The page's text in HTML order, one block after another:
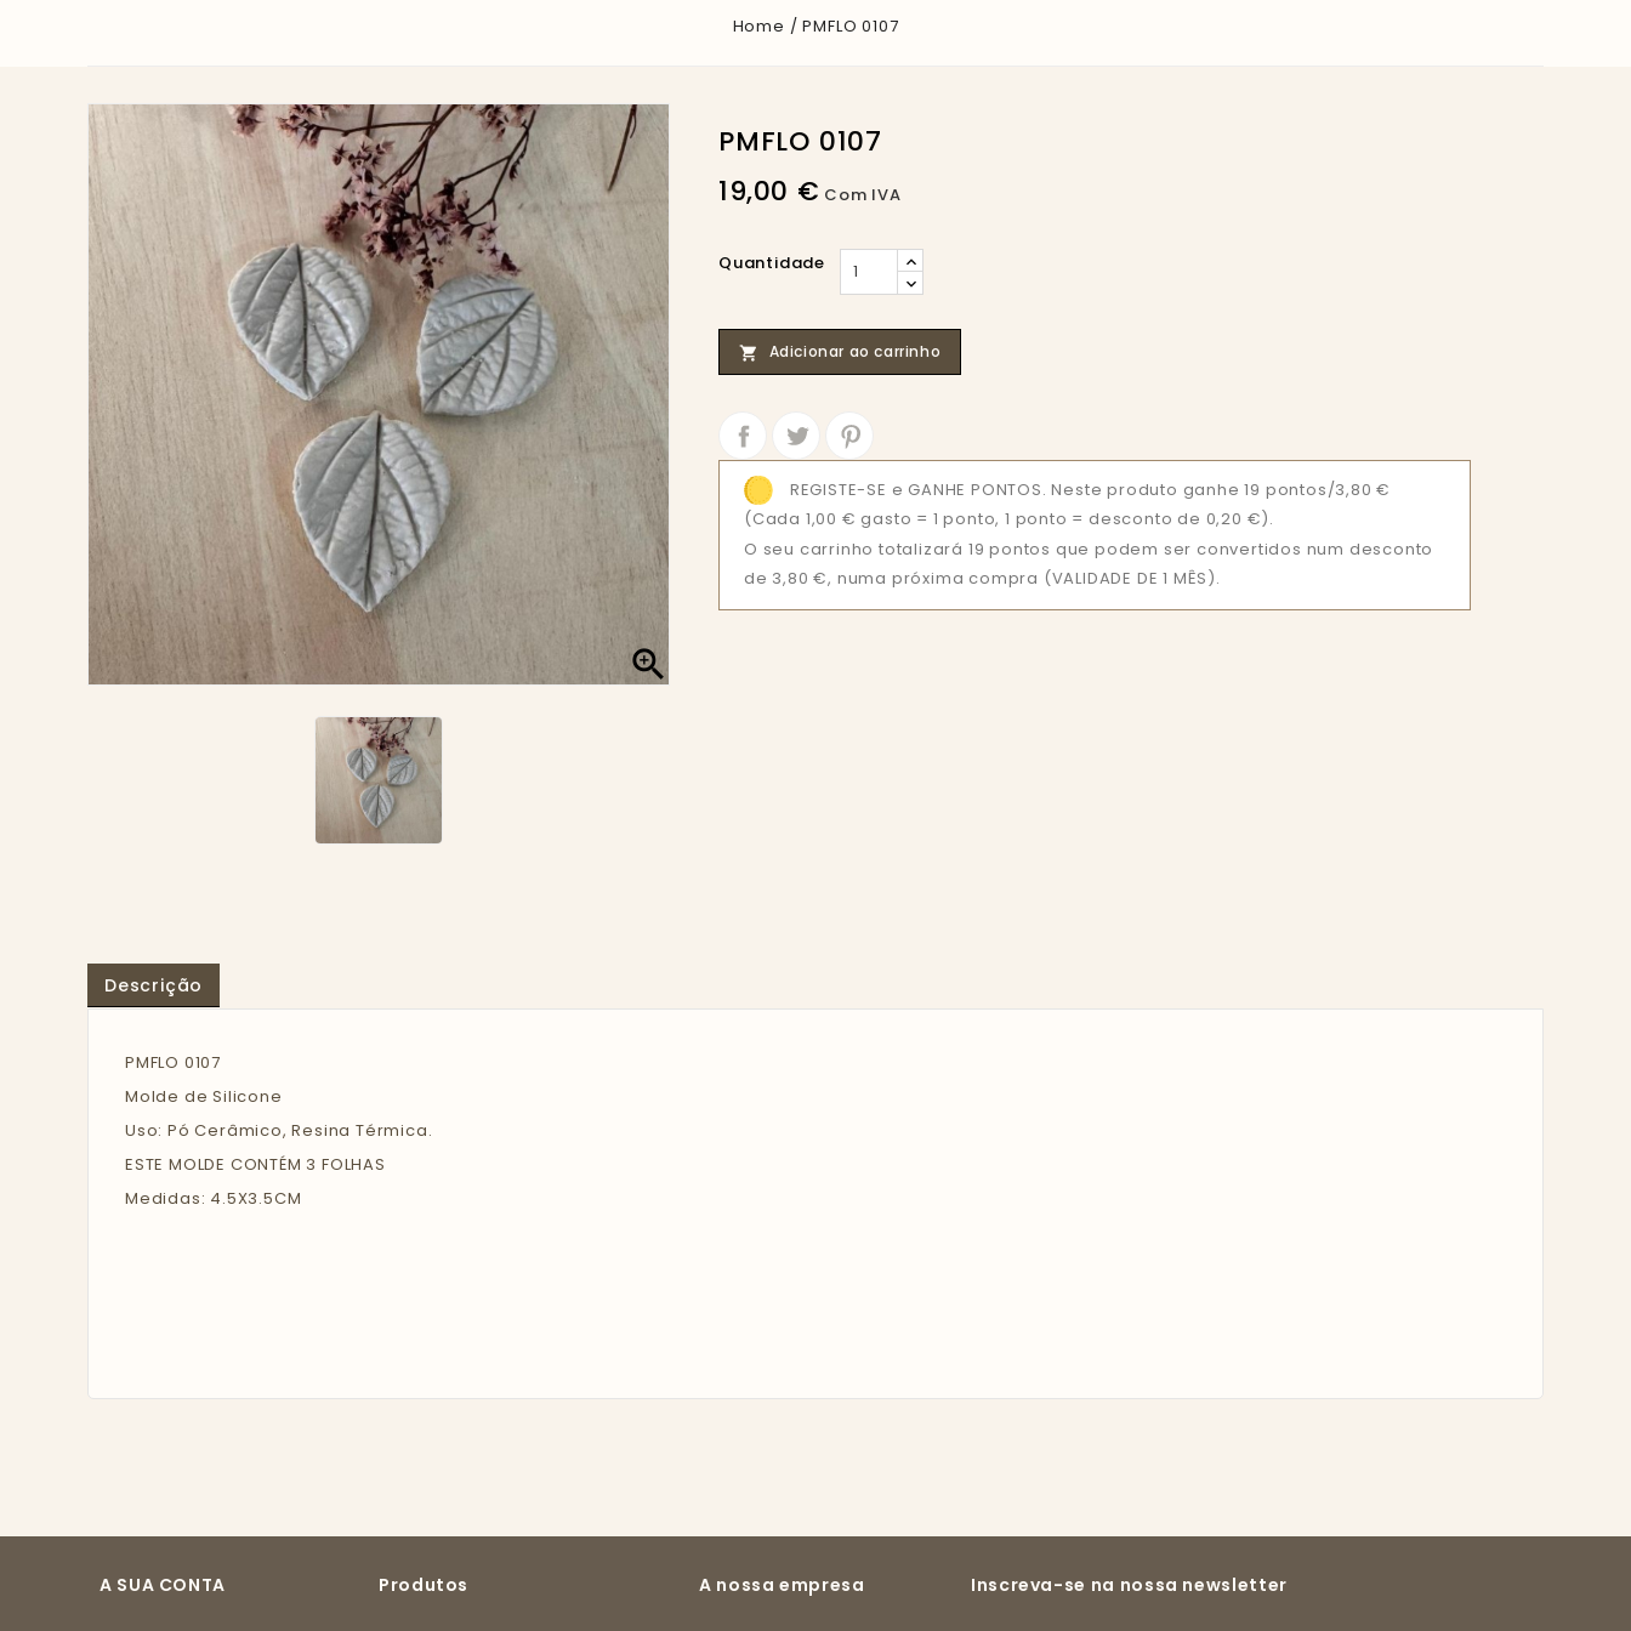
Home PMFLO 0107

PMFLO 0107
19,00 €
Com IVA
Quantidade
 Adicionar ao carrinho
REGISTE-SE e GANHE PONTOS. Neste produto ganhe 19 pontos/3,80 €
(Cada 1,00 € gasto = 1 ponto, 1 ponto = desconto de 0,20 €).
O seu carrinho totalizará 19 pontos que podem ser convertidos num desconto
de 3,80 €, numa próxima compra (VALIDADE DE 1 MÊS).
Descrição
PMFLO 0107
Molde de Silicone
Uso: Pó Cerâmico, Resina Térmica.
ESTE MOLDE CONTÉM 3 FOLHAS
Medidas: 4.5X3.5CM
A SUA CONTA Inscreva-se na nossa newsletter
Produtos A nossa empresa